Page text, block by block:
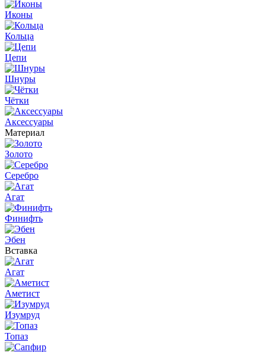
Иконы
Кольца
Цепи
Шнуры
Чётки
Аксессуары
Материал
Золото
Серебро
Агат
Финифть
Эбен
Вставка
Агат
Аметист
Изумруд
Топаз